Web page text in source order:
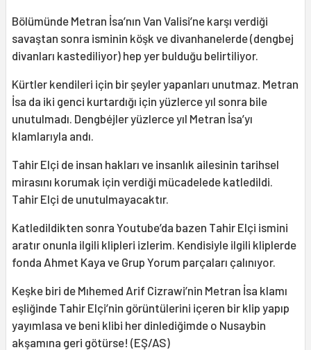
Bölümünde Metran İsa’nın Van Valisi’ne karşı verdiği
savaştan sonra isminin köşk ve divanhanelerde (dengbej
divanları kastediliyor) hep yer bulduğu belirtiliyor.
Kürtler kendileri için bir şeyler yapanları unutmaz. Metran
İsa da iki genci kurtardığı için yüzlerce yıl sonra bile
unutulmadı. Dengbéjler yüzlerce yıl Metran İsa’yı
klamlarıyla andı.
Tahir Elçi de insan hakları ve insanlık ailesinin tarihsel
mirasını korumak için verdiği mücadelede katledildi.
Tahir Elçi de unutulmayacaktır.
Katledildikten sonra Youtube’da bazen Tahir Elçi ismini
aratır onunla ilgili klipleri izlerim. Kendisiyle ilgili kliplerde
fonda Ahmet Kaya ve Grup Yorum parçaları çalınıyor.
Keşke biri de Mıhemed Arif Cizrawi’nin Metran İsa klamı
eşliğinde Tahir Elçi’nin görüntülerini içeren bir klip yapıp
yayımlasa ve beni klibi her dinlediğimde o Nusaybin
akşamına geri götürse! (EŞ/AS)